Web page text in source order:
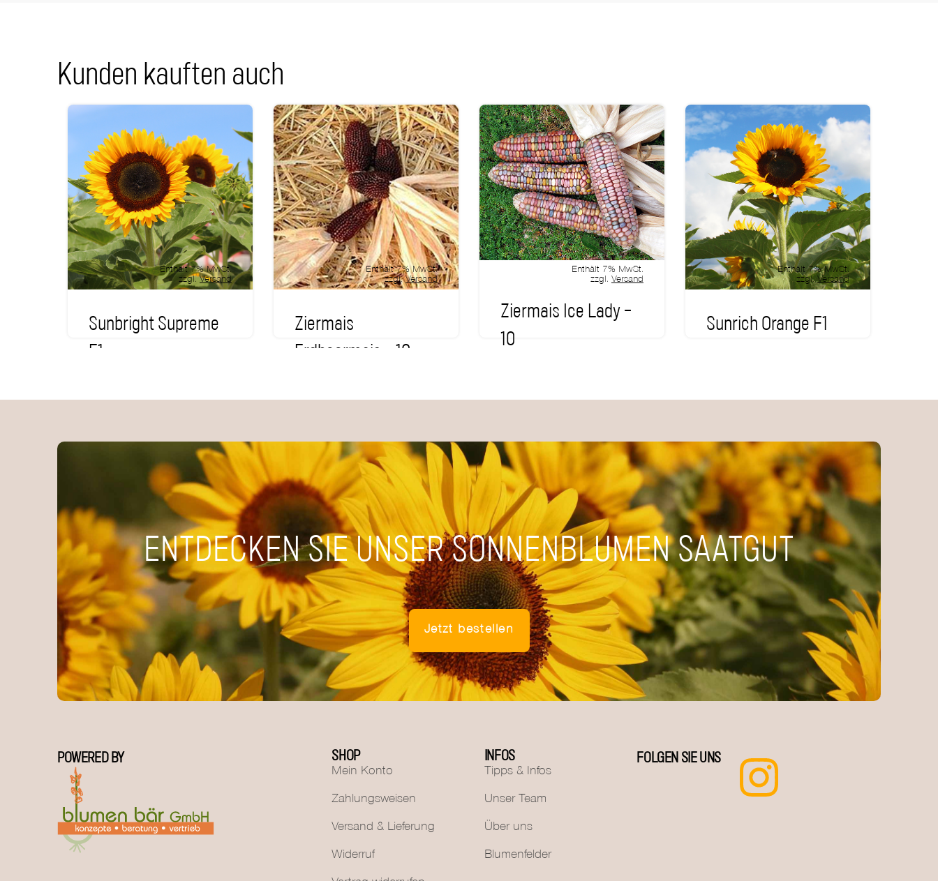
Kunden kauften auch
Sunbright Supreme
F1
Enthält 7% MwSt.
zzgl. Versand
Ziermais
Erdbeermais – 10
Enthält 7% MwSt.
zzgl.Versand
Ziermais Ice Lady –
10
Enthält 7% MwSt.
zzgl. Versand
Sunrich Orange F1
Enthält 7% MwSt.
zzgl.Versand
ENTDECKEN SIE UNSER SONNENBLUMEN SAATGUT
Jetzt bestellen
POWERED BY SHOP
Mein Konto
Zahlungsweisen
Versand & Lieferung
Widerruf
INFOS
Tipps & Infos
Unser Team
Über uns
Blumenfelder
FOLGEN SIE UNS